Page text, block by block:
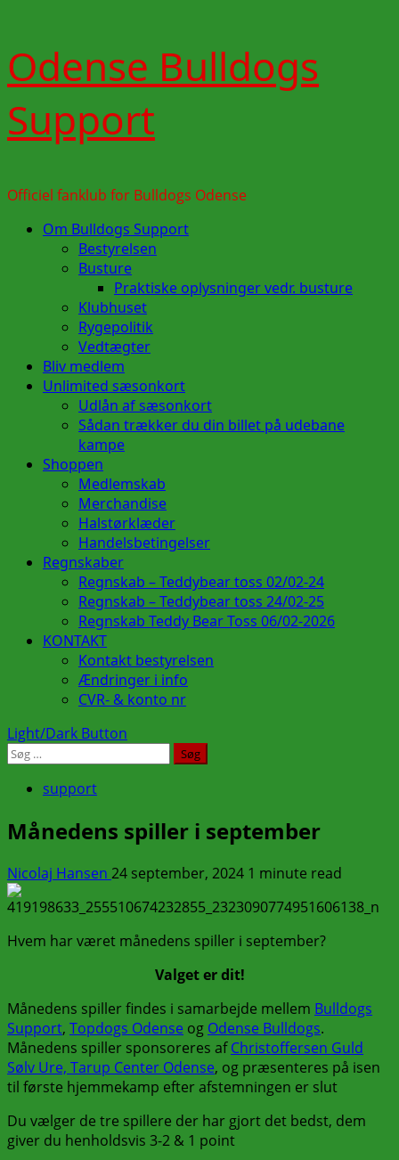
to
content
Odense Bulldogs
Support
Officiel fanklub for Bulldogs Odense
PrimaryOm Bulldogs Support
Bestyrelsen
Busture
Praktiske oplysninger vedr. busture
Klubhuset
Rygepolitik
Vedtægter
Bliv medlem
Unlimited sæsonkort
Udlån af sæsonkort
Sådan trækker du din billet på udebane
kampe
Shoppen
Medlemskab
Merchandise
Halstørklæder
Handelsbetingelser
Regnskaber
Regnskab – Teddybear toss 02/02-24
Regnskab – Teddybear toss 24/02-25
Regnskab Teddy Bear Toss 06/02-2026
KONTAKT
Kontakt bestyrelsen
Ændringer i info
CVR- & konto nr
Light/Dark Button
Søg
support
Månedens spiller i september
Nicolaj Hansen 24 september, 2024 1 minute read
Hvem har været månedens spiller i september?
Valget er dit!
Månedens spiller findes i samarbejde mellem Bulldogs
Support, Topdogs Odense og Odense Bulldogs.
Månedens spiller sponsoreres afChristoffersen Guld
Sølv Ure, Tarup Center Odense, og præsenteres på isen
til første hjemmekamp efter afstemningen er slut
Du vælger de tre spillere der har gjort det bedst, dem
giver du henholdsvis 3-2 & 1 point